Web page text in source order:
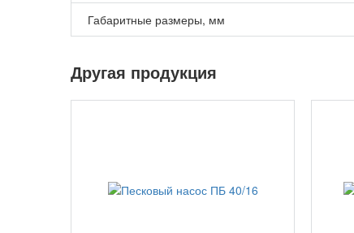
Габаритные размеры, мм
Другая продукция